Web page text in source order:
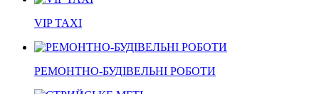
VIP TAXI
РЕМОНТНО-БУДІВЕЛЬНІ РОБОТИ